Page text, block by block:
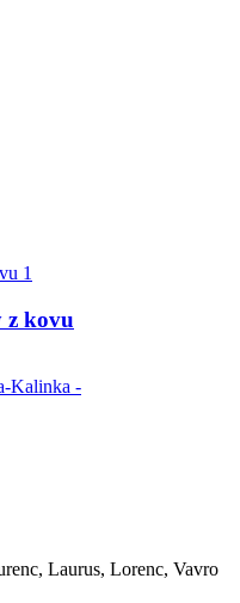
z kovu
Kalinka -
Laurus, Lorenc, Vavro